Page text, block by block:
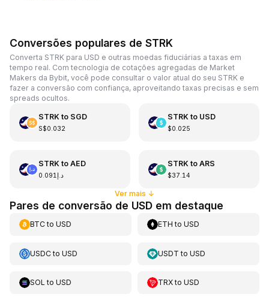
Conversões populares de STRK
Converta STRK para USD e outras moedas fiduciárias a taxas em
tempo real. Com tecnologia de cotações agregadas de Market
Makers da Bybit, você pode consultar o valor atual do seu STRK e
fazer a conversão com confiança, aproveitando taxas precisas e sem
spreads ocultos.
STRKto SGD
S$0.032
STRKto USD
$0.025
STRKto AED
د.إ0.091
STRKto ARS
$37.14
Ver mais ↓
Pares de conversão de USD em destaque
BTCto USD ETH toUSD
USDCto USD USDT toUSD
SOL to USD TRXtoUSD